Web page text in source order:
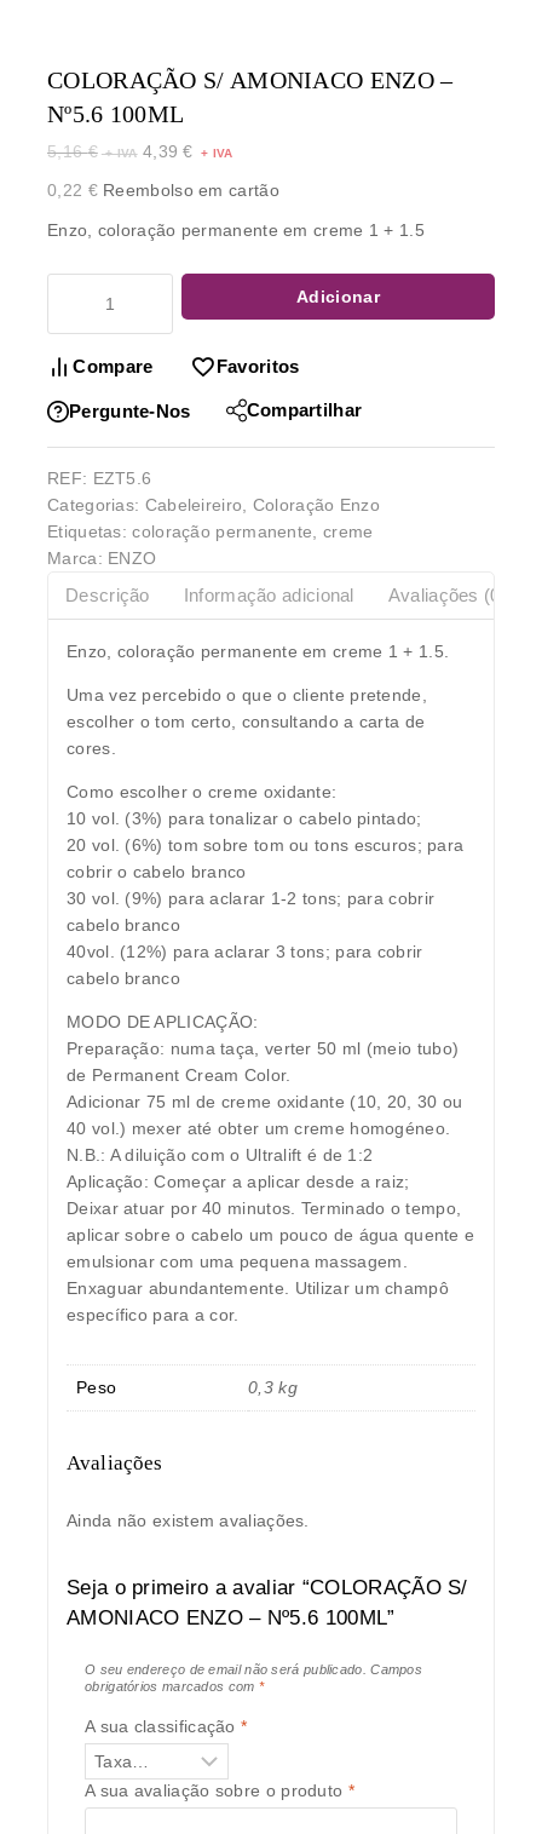
COLORAÇÃO S/ AMONIACO ENZO –
Nº5.6 100ML
5,16€ 4,39€
0,22 €Reembolso em cartão
Enzo, coloração permanente em creme 1 + 1.5
Adicionar
Compare Favoritos
Pergunte-Nos Compartilhar
REF: EZT5.6
Categorias: Cabeleireiro
Coloração Enzo
Etiquetas:coloração permanente
creme
Marca: ENZO
Descrição Informação adicional Avaliações (0)
Enzo, coloração permanente em creme 1 + 1.5.
Uma vez percebido o que o cliente pretende,
escolher o tom certo, consultando a carta de
cores.
Como escolher o creme oxidante:
10 vol. (3%) para tonalizar o cabelo pintado;
20 vol. (6%) tom sobre tom ou tons escuros; para
cobrir o cabelo branco
30 vol. (9%) para aclarar 1-2 tons; para cobrir
cabelo branco
40vol. (12%) para aclarar 3 tons; para cobrir
cabelo branco
MODO DE APLICAÇÃO:
Preparação: numa taça, verter 50 ml (meio tubo)
de Permanent Cream Color.
Adicionar 75 ml de creme oxidante (10, 20, 30 ou
40 vol.) mexer até obter um creme homogéneo.
N.B.: A diluição com o Ultralift é de 1:2
Aplicação: Começar a aplicar desde a raiz;
Deixar atuar por 40 minutos. Terminado o tempo,
aplicar sobre o cabelo um pouco de água quente e
emulsionar com uma pequena massagem.
Enxaguar abundantemente. Utilizar um champô
específico para a cor.
Peso 0,3 kg
Avaliações
Ainda não existem avaliações.
Seja o primeiro a avaliar “COLORAÇÃO S/
AMONIACO ENZO – Nº5.6 100ML”
O seu endereço de email não será publicado.
Campos
obrigatórios marcados com *
A sua classificação*
A sua avaliação sobre o produto *